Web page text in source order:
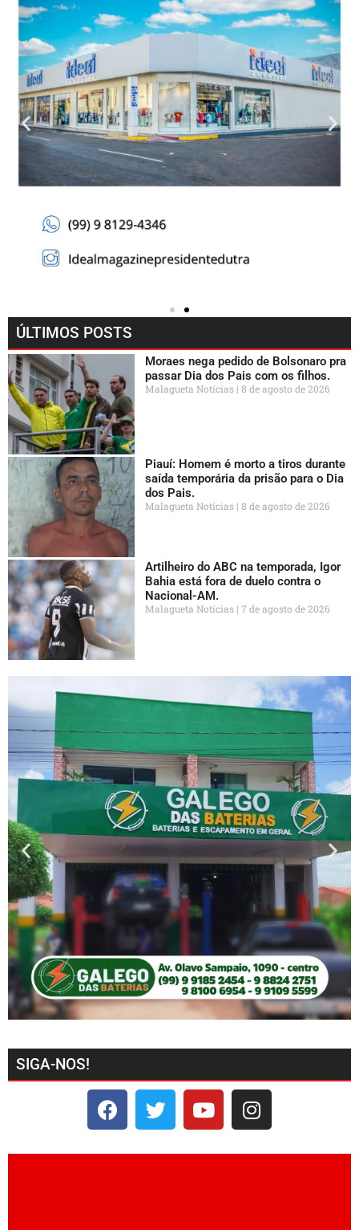
ÚLTIMOS POSTS
Moraes nega pedido de Bolsonaro pra
passar Dia dos Pais com os filhos.
Malagueta Notícias 8 de agosto de 2026
Piauí: Homem é morto a tiros durante
saída temporária da prisão para o Dia
dos Pais.
Malagueta Notícias 8 de agosto de 2026
Artilheiro do ABC na temporada, Igor
Bahia está fora de duelo contra o
Nacional-AM.
Malagueta Notícias 7 de agosto de 2026
SIGA-NOS!